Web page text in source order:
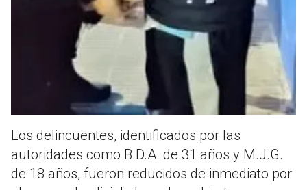
Los delincuentes, identificados por las
autoridades como B.D.A. de 31 años y M.J.G.
de 18 años, fueron reducidos de inmediato por